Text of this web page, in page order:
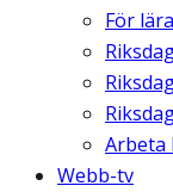
För
Arbeta
Webb-tv